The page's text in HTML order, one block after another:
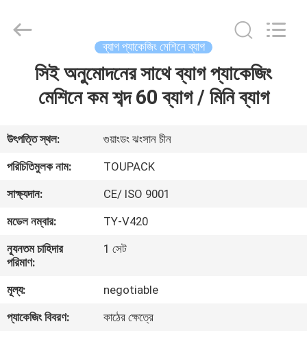
আমাদের
সম্পর্কে
ফ্যাক্টরি
ট্যুর
মান
নিয়ন্ত্রণ
ব্যাগ প্যাকেজিং মেশিনে ব্যাগ
সিই অনুমোদনের সাথে ব্যাগ প্যাকেজিং
মেশিনে কম শব্দ 60 ব্যাগ / মিনি ব্যাগ
উৎপত্তি স্থল:
গুয়াংডং ঝংসান চীন
পরিচিতিমুলক নাম:
TOUPACK
সাক্ষ্যদান:
CE/ ISO 9001
মডেল নম্বার:
TY-V420
ন্যূনতম চাহিদার
পরিমাণ:
1 সেট
মূল্য:
negotiable
প্যাকেজিং বিবরণ:
কাঠের ক্ষেত্রে